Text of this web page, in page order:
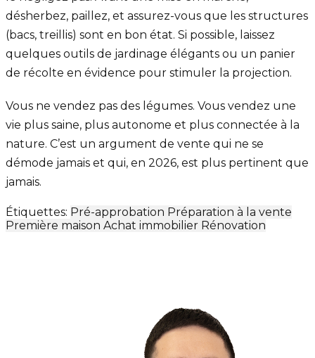
désherbez, paillez, et assurez-vous que les structures
(bacs, treillis) sont en bon état. Si possible, laissez
quelques outils de jardinage élégants ou un panier
de récolte en évidence pour stimuler la projection.
Vous ne vendez pas des légumes. Vous vendez une
vie plus saine, plus autonome et plus connectée à la
nature. C’est un argument de vente qui ne se
démode jamais et qui, en 2026, est plus pertinent que
jamais.
Étiquettes: Pré-approbation Préparation à la vente
Première maison Achat immobilier Rénovation